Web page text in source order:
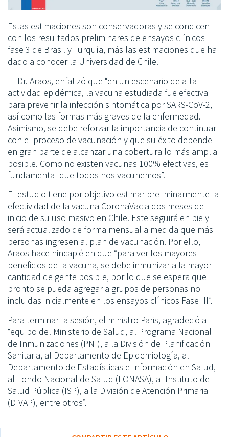
Estas estimaciones son conservadoras y se condicen
con los resultados preliminares de ensayos clínicos
fase 3 de Brasil y Turquía, más las estimaciones que ha
dado a conocer la Universidad de Chile.
El Dr. Araos, enfatizó que “en un escenario de alta
actividad epidémica, la vacuna estudiada fue efectiva
para prevenir la infección sintomática por SARS-CoV-2,
así como las formas más graves de la enfermedad.
Asimismo, se debe reforzar la importancia de continuar
con el proceso de vacunación y que su éxito depende
en gran parte de alcanzar una cobertura lo más amplia
posible. Como no existen vacunas 100% efectivas, es
fundamental que todos nos vacunemos”.
El estudio tiene por objetivo estimar preliminarmente la
efectividad de la vacuna CoronaVac a dos meses del
inicio de su uso masivo en Chile. Este seguirá en pie y
será actualizado de forma mensual a medida que más
personas ingresen al plan de vacunación. Por ello,
Araos hace hincapié en que “para ver los mayores
beneficios de la vacuna, se debe inmunizar a la mayor
cantidad de gente posible, por lo que se espera que
pronto se pueda agregar a grupos de personas no
incluidas inicialmente en los ensayos clínicos Fase III”.
Para terminar la sesión, el ministro Paris, agradeció al
“equipo del Ministerio de Salud, al Programa Nacional
de Inmunizaciones (PNI), a la División de Planificación
Sanitaria, al Departamento de Epidemiología, al
Departamento de Estadísticas e Información en Salud,
al Fondo Nacional de Salud (FONASA), al Instituto de
Salud Pública (ISP), a la División de Atención Primaria
(DIVAP), entre otros”.